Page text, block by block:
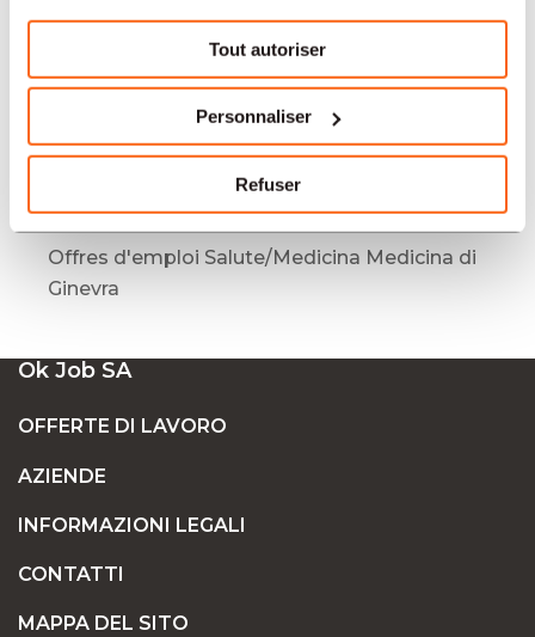
Tout autoriser
Personnaliser
Refuser
Offres d'emploi Salute/Medicina Losanna
Medica
Offres d'emploi Salute/Medicina Basilea
Offres d'emploi Salute/Medicina Neuchâtel
Offres d'emploi Salute/Medicina Ginevra
Offres d'emploi Salute/Medicina Medicina di
Ginevra
Ok Job SA
OFFERTE DI LAVORO
AZIENDE
INFORMAZIONI LEGALI
CONTATTI
MAPPA DEL SITO